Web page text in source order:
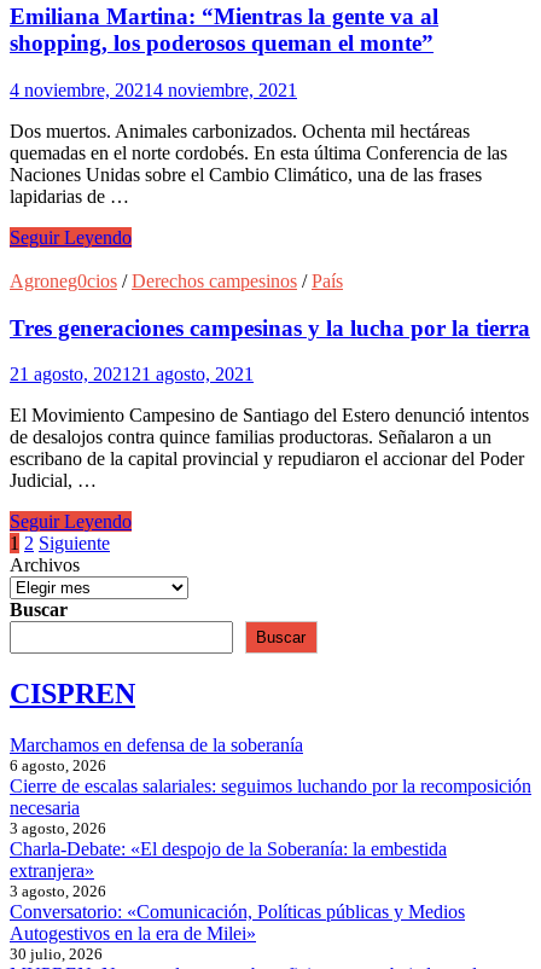
más
de
8.100
de
maíz
Emiliana Martina: “Mientras la gente va al
shopping, los poderosos queman el monte”
4 noviembre, 20214 noviembre, 2021
Dos muertos. Animales carbonizados. Ochenta mil hectáreas
quemadas en el norte cordobés. En esta última Conferencia de las
Naciones Unidas sobre el Cambio Climático, una de las frases
lapidarias de …
Emiliana
“Mientras
gente
va
al
shopping,
los
poderosos
queman
el
Seguir Leyendo
Agroneg0cios /Derechos campesinos /País
Tres generaciones campesinas y la lucha por la tierra
21 agosto, 2021 21 agosto, 2021
El Movimiento Campesino de Santiago del Estero denunció intentos
de desalojos contra quince familias productoras. Señalaron a un
escribano de la capital provincial y repudiaron el accionar del Poder
Judicial, …
Tres
generaciones
campesinas
y
la
lucha
por
tierra
Seguir Leyendo
Paginación
de
entradas
1 2 Siguiente
Archivos
Buscar
Buscar
CISPREN
Marchamos en defensa de la soberanía
6 agosto, 2026
Cierre de escalas salariales: seguimos luchando por la recomposición
necesaria
3 agosto, 2026
Charla-Debate: «El despojo de la Soberanía: la embestida
extranjera»
3 agosto, 2026
Conversatorio: «Comunicación, Políticas públicas y Medios
Autogestivos en la era de Milei»
30 julio, 2026